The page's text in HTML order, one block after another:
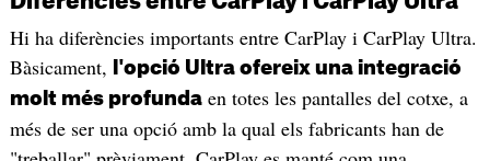
Hi ha diferències importants entre CarPlay i CarPlay Ultra.
Bàsicament,
l'opció Ultra ofereix una integració
molt més profundaen totes les pantalles del cotxe, a
més de ser una opció amb la qual els fabricants han de